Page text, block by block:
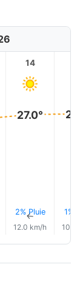
14
27.0°
2% Pluie
↑
12.0 km/h
1%
10.0